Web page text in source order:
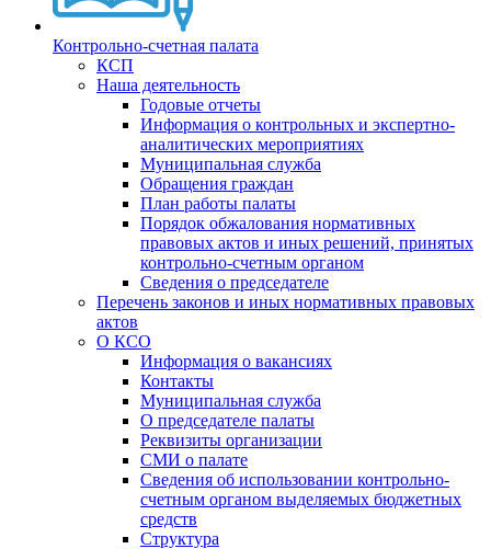
Контрольно-счетная палата
КСП
Наша деятельность
Годовые отчеты
Информация о контрольных и экспертно-
аналитических мероприятиях
Муниципальная служба
Обращения граждан
План работы палаты
Порядок обжалования нормативных
правовых актов и иных решений, принятых
контрольно-счетным органом
Сведения о председателе
Перечень законов и иных нормативных правовых
актов
О КСО
Информация о вакансиях
Контакты
Муниципальная служба
О председателе палаты
Реквизиты организации
СМИ о палате
Сведения об использовании контрольно-
счетным органом выделяемых бюджетных
средств
Структура